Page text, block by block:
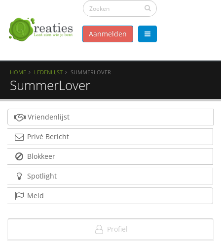
Aanmelden
HOME LEDENLIJST SUMMERLOVER
SummerLover
Vriendenlijst
Privé Bericht
Blokkeer
Spotlight
Meld
Profiel